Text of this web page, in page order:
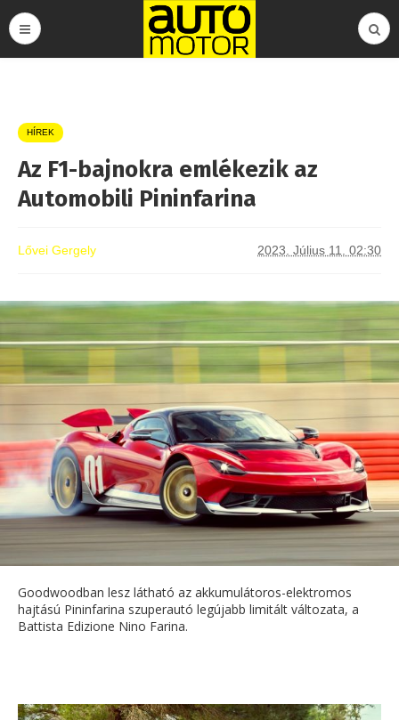
HÍREK
Az F1-bajnokra emlékezik az
Automobili Pininfarina
Lővei Gergely 2023. Július 11. 02:30
Goodwoodban lesz látható az akkumulátoros-elektromos
hajtású Pininfarina szuperautó legújabb limitált változata, a
Battista Edizione Nino Farina.